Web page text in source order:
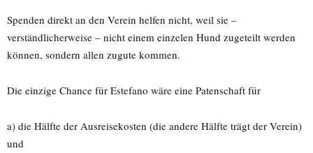
Spenden direkt an den Verein helfen nicht, weil sie –
verständlicherweise – nicht einem einzelen Hund zugeteilt werden
können, sondern allen zugute kommen.
Die einzige Chance für Estefano wäre eine Patenschaft für
a) die Hälfte der Ausreisekosten (die andere Hälfte trägt der Verein)
und